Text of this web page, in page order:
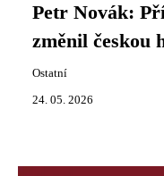
Petr Novák:
změnil českou
Ostatní
24. 05. 2026